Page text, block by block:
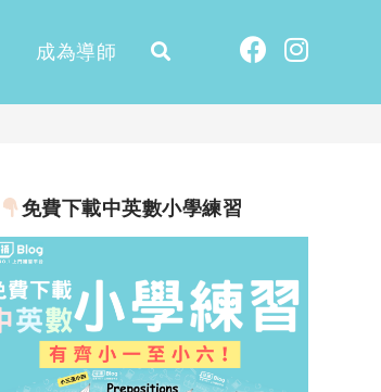
成為導師
免費下載中英數小學練習